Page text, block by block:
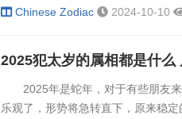
Chinese Zodiac 2024-10-10
2025犯太岁的属相都是什么
2025年是蛇年，对于有些朋友来
乐观了，形势将急转直下，原来稳